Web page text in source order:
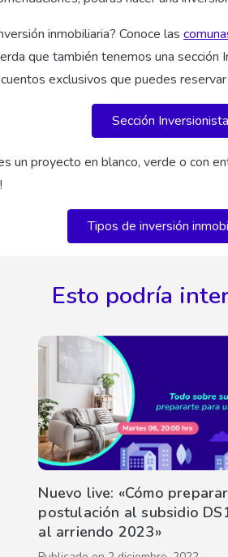
inmobiliaria? Conoce las
que también tenemos una sección
exclusivos que puedes reservar
Sección Inversionista
un proyecto en blanco, verde o con
Tipos de inversión
Esto podría
Nuevo live: «Cómo
postulación al subsidio
al arriendo 2023»